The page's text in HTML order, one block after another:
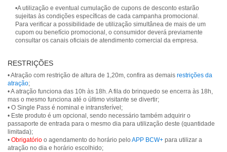
•A utilização e eventual cumulação de cupons de desconto estarão
sujeitas às condições específicas de cada campanha promocional.
Para verificar a possibilidade de utilização simultânea de mais de um
cupom ou benefício promocional, o consumidor deverá previamente
consultar os canais oficiais de atendimento comercial da empresa.
RESTRIÇÕES
• Atração com restrição de altura de 1,20m, confira as demais restrições da
atração;
• A atração funciona das 10h às 18h. A fila do brinquedo se encerra às 18h,
mas o mesmo funciona até o último visitante se divertir;
• O Single Pass é nominal e intransferível;
• Este produto é um opcional, sendo necessário também adquirir o
passaporte de entrada para o mesmo dia para utilização deste (quantidade
limitada);
• Obrigatório o agendamento do horário pelo APP BCW+ para utilizar a
atração no dia e horário escolhido;